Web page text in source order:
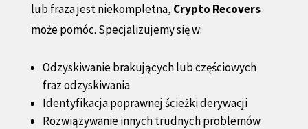
lub fraza jest niekompletna, Crypto Recovers
może pomóc. Specjalizujemy się w:
Odzyskiwanie brakujących lub częściowych
fraz odzyskiwania
Identyfikacja poprawnej ścieżki derywacji
Rozwiązywanie innych trudnych problemów